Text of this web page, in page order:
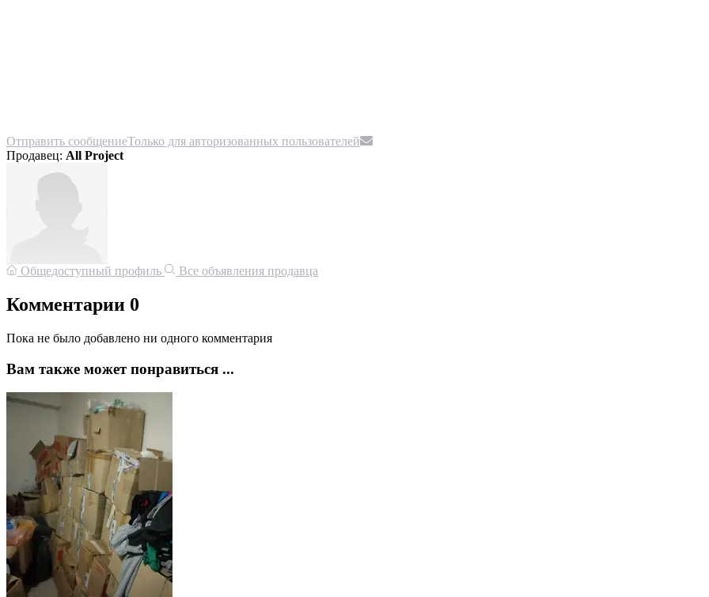
Отправить сообщениеТолько для авторизованных пользователей
Продавец: All Projeсt
Общедоступный профиль Все объявления продавца
Комментарии 0
Пока не было добавлено ни одного комментария
Вам также может понравиться ...